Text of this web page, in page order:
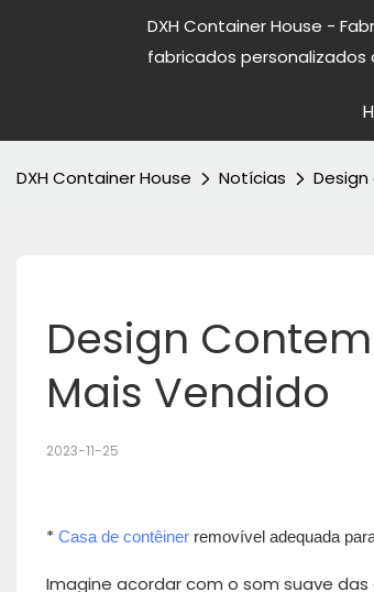
DXH Container House -
fabricados personalizados
DXH Container House Notícias
Design
Mais Vendido
2023-11-25
* Casa de contêinerremovível adequada
Imagine acordar com o som suave